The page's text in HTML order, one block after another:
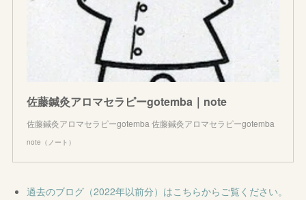
佐藤鍼灸アロマセラピーgotemba｜note
佐藤鍼灸アロマセラピーgotemba 佐藤鍼灸アロマセラピーgotemba
note（ノート）
過去のブログ（2022年以前分）はこちらからご覧ください。